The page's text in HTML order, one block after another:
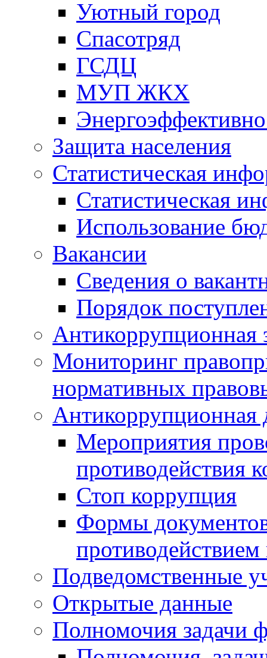
Уютный город
Спасотряд
ГСДЦ
МУП ЖКХ
Защита населения
Статистическая
Статистическая
Использование
Вакансии
Сведения о
Порядок
Антикоррупционная
Мониторинг
нормативных
Антикоррупционная
Мероприятия
противодействия
Стоп коррупция
Формы
Подведомственные
Открытые данные
Полномочия задачи